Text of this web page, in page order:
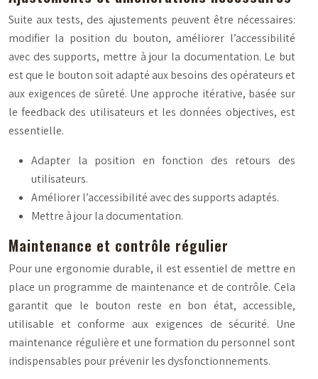
Suite aux tests, des ajustements peuvent être nécessaires:
modifier la position du bouton, améliorer l’accessibilité
avec des supports, mettre à jour la documentation. Le but
est que le bouton soit adapté aux besoins des opérateurs et
aux exigences de sûreté. Une approche itérative, basée sur
le feedback des utilisateurs et les données objectives, est
essentielle.
Adapter la position en fonction des retours des
utilisateurs.
Améliorer l’accessibilité avec des supports adaptés.
Mettre à jour la documentation.
Maintenance et contrôle régulier
Pour une ergonomie durable, il est essentiel de mettre en
place un programme de maintenance et de contrôle. Cela
garantit que le bouton reste en bon état, accessible,
utilisable et conforme aux exigences de sécurité. Une
maintenance régulière et une formation du personnel sont
indispensables pour prévenir les dysfonctionnements.